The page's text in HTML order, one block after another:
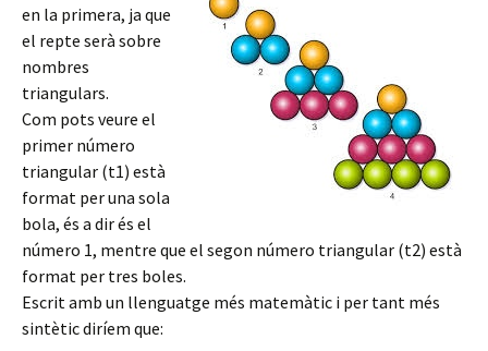
en la primera, ja que
el repte serà sobre
nombres
triangulars.
Com pots veure el
primer número
triangular (t1) està
format per una sola
bola, és a dir és el
número 1, mentre que el segon número triangular (t2) està
format per tres boles.
Escrit amb un llenguatge més matemàtic i per tant més
sintètic diríem que: